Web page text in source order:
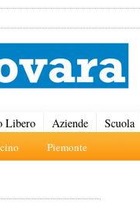
Piemonte
Libero Aziende Scuola